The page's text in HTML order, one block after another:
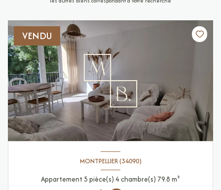
VENDU
MONTPELLIER (34090)
Appartement 5 pièce(s) 4 chambre(s) 79.8 m²